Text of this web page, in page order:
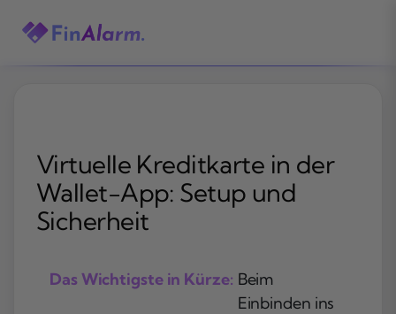
Inhalt
Virtuelle Kreditkarte in der
Wallet-App: Setup und
Sicherheit
Das Wichtigste in Kürze: Beim
Einbinden ins